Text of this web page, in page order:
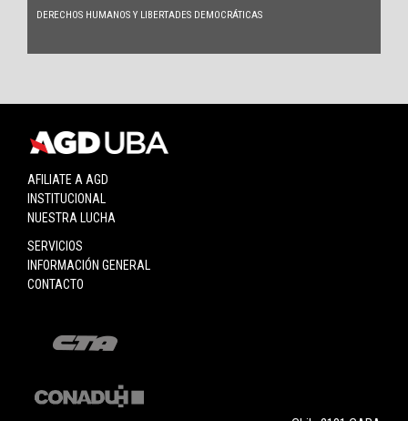
DERECHOS HUMANOS Y LIBERTADES DEMOCRÁTICAS
AFILIATE A AGD
INSTITUCIONAL
NUESTRA LUCHA
SERVICIOS
INFORMACIÓN GENERAL
CONTACTO